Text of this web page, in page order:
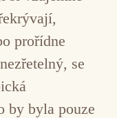
prořídne
se
by byla pouze